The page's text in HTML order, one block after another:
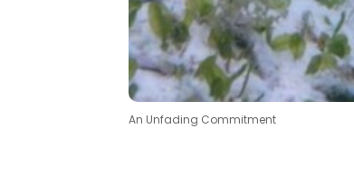
An Unfading Commitment